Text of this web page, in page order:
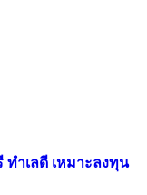
ำเลดี เหมาะลงทุน